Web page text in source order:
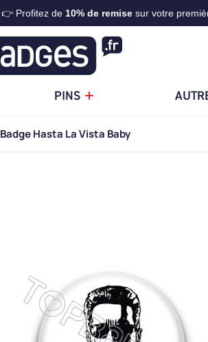
👉 Profitez de 10% de remisesur votre
PINS
Badge Hasta La Vista Baby